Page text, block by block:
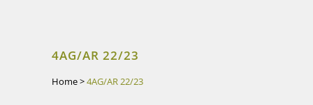
4AG/AR 22/23
Home>4AG/AR 22/23